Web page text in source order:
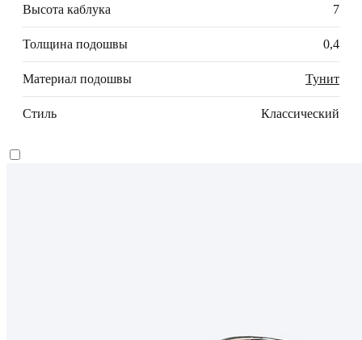
Высота каблука 7
Толщина подошвы 0,4
Материал подошвы Тунит
Стиль Классический